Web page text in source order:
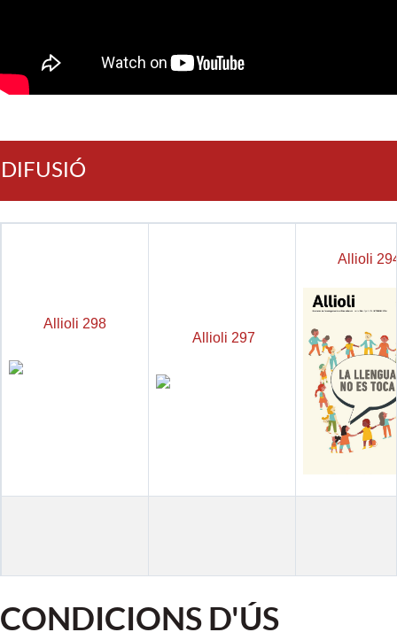
DIFUSIÓ
Allioli 298
Allioli 297
Allioli
Intersindical 80
CONDICIONS D'ÚS